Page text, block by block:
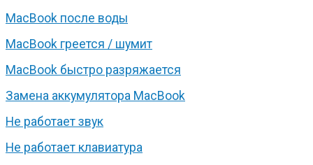
MacBook после воды
MacBook греется / шумит
MacBook быстро разряжается
Замена аккумулятора MacBook
Не работает звук
Не работает клавиатура